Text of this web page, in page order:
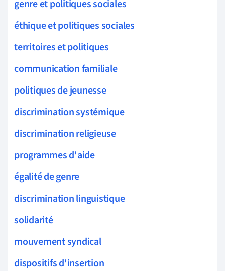
genre et politiques sociales
éthique et politiques sociales
territoires et politiques
communication familiale
politiques de jeunesse
discrimination systémique
discrimination religieuse
programmes d'aide
égalité de genre
discrimination linguistique
solidarité
mouvement syndical
dispositifs d'insertion